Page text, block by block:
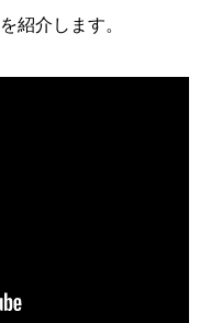
を紹介します。